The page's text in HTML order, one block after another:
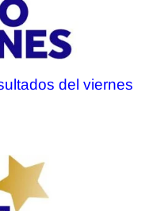
del viernes